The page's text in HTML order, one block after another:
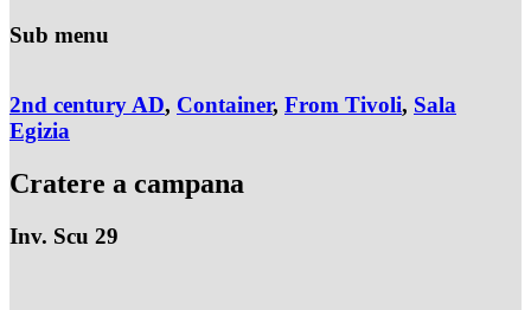
Sub menu
2nd century AD, Container, From Tivoli, Sala
Egizia
Cratere a campana
Inv. Scu 29